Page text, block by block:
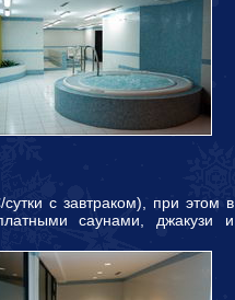
с завтраком), при этом в
саунами, джакузи и